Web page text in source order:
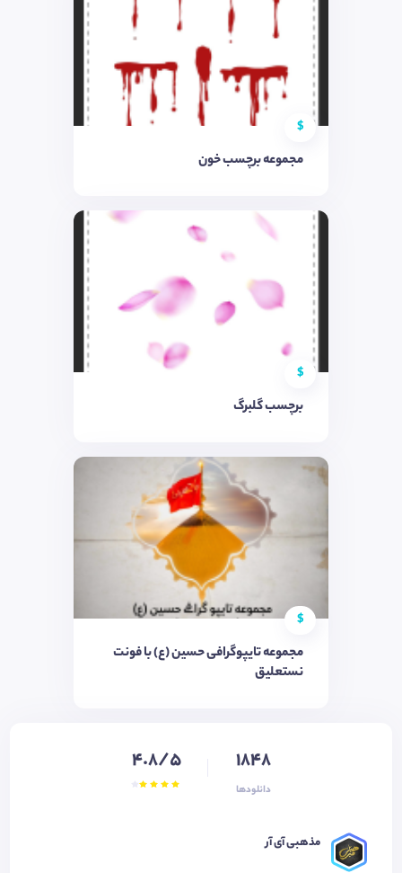
$
مجموعه برچسب خون
$
برچسب گلبرگ
$
مجموعه تایپوگرافی حسین (ع) با فونت
نستعلیق
1848
دانلودها
4.8/5
مذهبی آی آر ‌‌‌‌‌